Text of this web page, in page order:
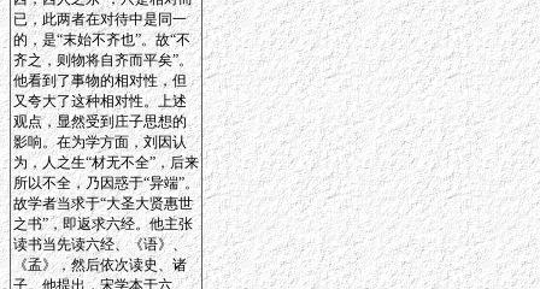
已，此两者在对待中是同一
的，是“末始不齐也”。故“不
齐之，则物将自齐而平矣”。
他看到了事物的相对性，但
又夸大了这种相对性。上述
观点，显然受到庄子思想的
影响。在为学方面，刘因认
为，人之生“材无不全”，后来
所以不全，乃因惑于“异端”。
故学者当求于“大圣大贤惠世
之书”，即返求六经。他主张
读书当先读六经、《语》、
《孟》，然后依次读史、诸
子。他提出，宋学本于六